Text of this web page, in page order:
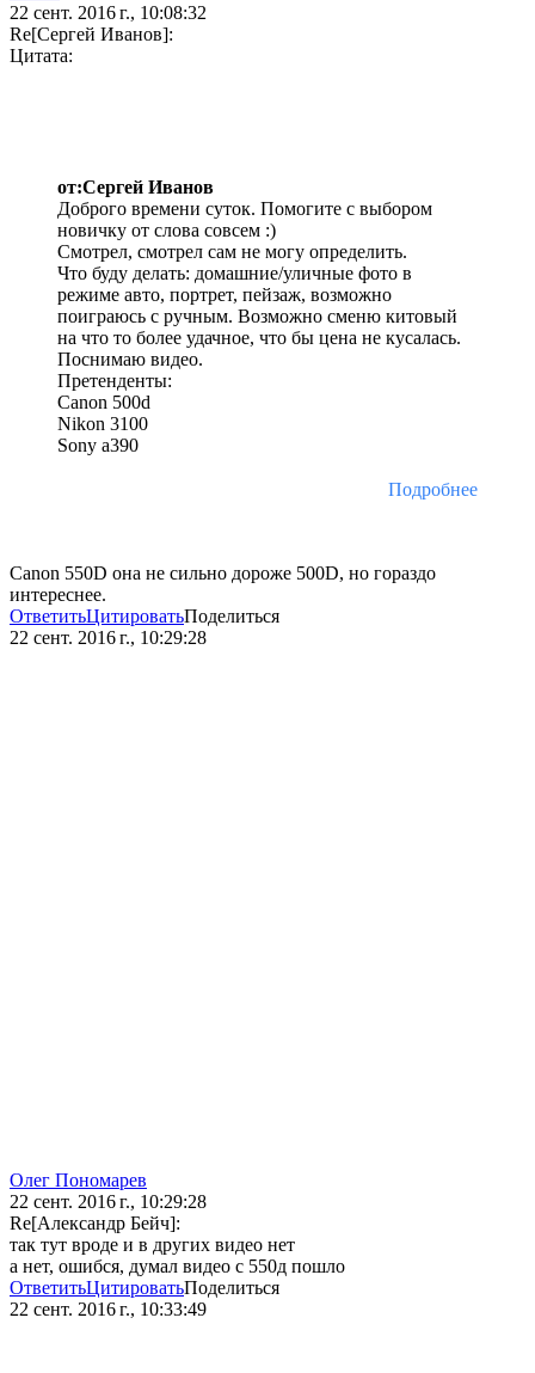
22 сент. 2016 г., 10:08:32
Re[Сергей Иванов]:
Цитата:
от:Сергей Иванов
Доброго времени суток. Помогите с выбором
новичку от слова совсем :)
Смотрел, смотрел сам не могу определить.
Что буду делать: домашние/уличные фото в
режиме авто, портрет, пейзаж, возможно
поиграюсь с ручным. Возможно сменю китовый
на что то более удачное, что бы цена не кусалась.
Поснимаю видео.
Претенденты:
Canon 500d
Nikon 3100
Sony a390
Подробнее
Canon 550D она не сильно дороже 500D, но гораздо
интереснее.
ОтветитьЦитироватьПоделиться
22 сент. 2016 г., 10:29:28
Олег Пономарев
22 сент. 2016 г., 10:29:28
Re[Александр Бейч]:
так тут вроде и в других видео нет
а нет, ошибся, думал видео с 550д пошло
ОтветитьЦитироватьПоделиться
22 сент. 2016 г., 10:33:49